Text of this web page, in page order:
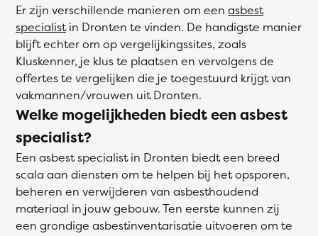
Er zijn verschillende manieren om een asbest
specialistin Dronten te vinden. De handigste manier
blijft echter om op vergelijkingssites, zoals
Kluskenner, je klus te plaatsen en vervolgens de
offertes te vergelijken die je toegestuurd krijgt van
vakmannen/vrouwen uit Dronten.
Welke mogelijkheden biedt een asbest
specialist?
Een asbest specialist in Dronten biedt een breed
scala aan diensten om te helpen bij het opsporen,
beheren en verwijderen van asbesthoudend
materiaal in jouw gebouw. Ten eerste kunnen zij
een grondige asbestinventarisatie uitvoeren om te